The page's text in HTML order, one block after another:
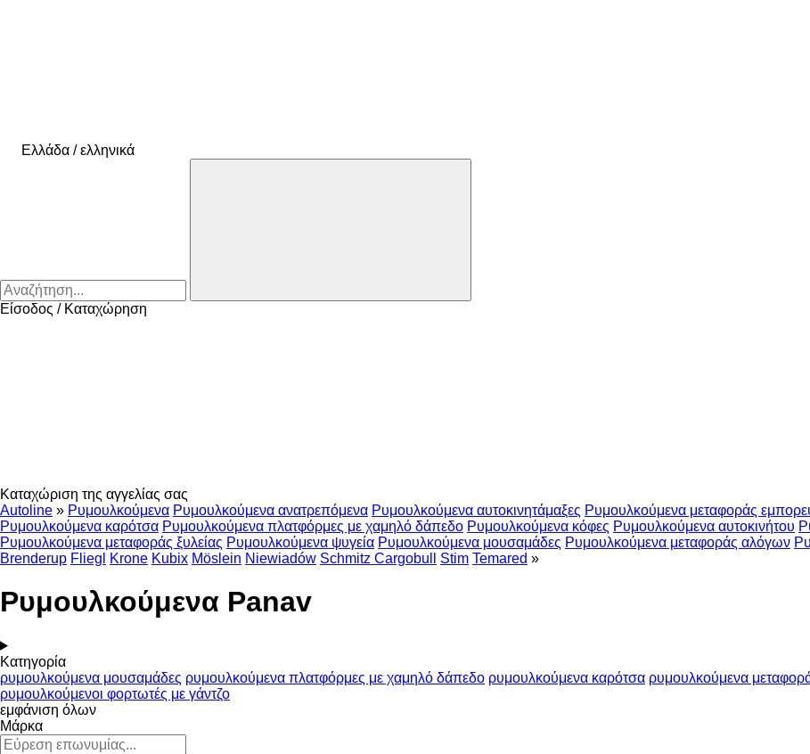
Ελλάδα / ελληνικά
Είσοδος / Καταχώρηση
Καταχώριση της αγγελίας σας
Autoline » Ρυμουλκούμενα Ρυμουλκούμενα ανατρεπόμενα Ρυμουλκούμενα αυτοκινητάμαξες Ρυμουλκούμενα μεταφοράς
Ρυμουλκούμενα καρότσα Ρυμουλκούμενα πλατφόρμες με χαμηλό δάπεδο Ρυμουλκούμενα κόφες Ρυμουλκούμενα αυτοκινήτου
Ρυμουλκούμενα μεταφοράς ξυλείας Ρυμουλκούμενα ψυγεία Ρυμουλκούμενα μουσαμάδες Ρυμουλκούμενα μεταφοράς αλόγων
Brenderup Fliegl Krone Kubix Möslein Niewiadów Schmitz Cargobull Stim Temared »
Ρυμουλκούμενα Panav
Κατηγορία
ρυμουλκούμενα μουσαμάδες ρυμουλκούμενα πλατφόρμες με χαμηλό δάπεδο ρυμουλκούμενα καρότσα ρυμουλκούμενα
ρυμουλκούμενοι φορτωτές με γάντζο
εμφάνιση όλων
Μάρκα